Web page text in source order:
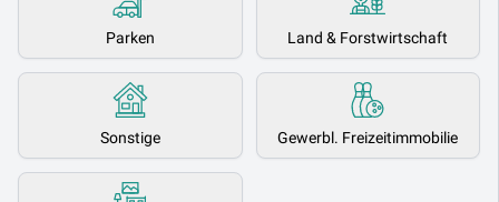
Parken Land & Forstwirtschaft
Sonstige Gewerbl. Freizeitimmobilie